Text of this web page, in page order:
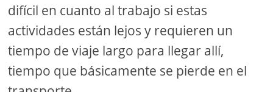
difícil en cuanto al trabajo si estas
actividades están lejos y requieren un
tiempo de viaje largo para llegar allí,
tiempo que básicamente se pierde en el